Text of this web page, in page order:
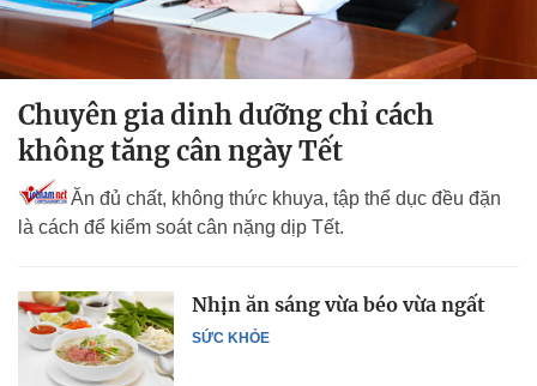
Chuyên gia dinh dưỡng chỉ cách
không tăng cân ngày Tết
Ăn đủ chất, không thức khuya, tập thể dục đều đặn
là cách để kiểm soát cân nặng dịp Tết.
SỨC KHỎE
Nhịn ăn sáng vừa béo vừa ngất